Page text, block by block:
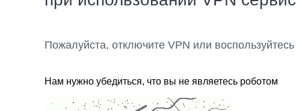
Пожалуйста, отключите VPN или
Нам нужно убедиться, что вы не являетесь роботом